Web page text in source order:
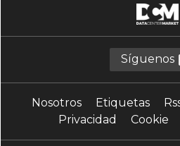
Síguenos
Nosotros Etiquetas
Privacidad
Cookie